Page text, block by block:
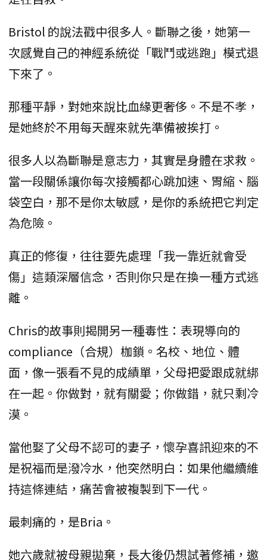
Bristol 的說法戳中很多人。斷聯之後，她第一
次感覺自己的神經系統從「戰鬥或逃跑」模式退
下來了。
那種平靜，對她來說比血緣更奢侈。不是不孝，
是她終於不用每天醒來就先準備被挨打。
很多人以為斷聯是意志力，其實是身體在求救。
當一段關係讓你每次接觸都心跳加速、胃縮、腦
袋空白，那不是你太敏感，是你的系統把它判定
為危險。
真正的修復，往往要先處理「我一靠近就會受
傷」這類深層信念，否則你只是在換一種方式逃
離。
Chris的故事則揭開另一種毒性：表現導向的
compliance（合規）枷鎖。名校、地位、體
面，像一張看不見的成績單，父母把愛跟成就綁
在一起。你做對，就有關愛；你做錯，就只剩冷
漠。
當他娶了父母不認可的妻子，懷孕喜訊迎來的不
是祝福而是潑冷水，他突然明白：如果他繼續維
持這條連結，痛苦會被複製到下一代。
最刺痛的，是Bria。
她六歲就被母親拋棄，長大後仍想試著修補，邀